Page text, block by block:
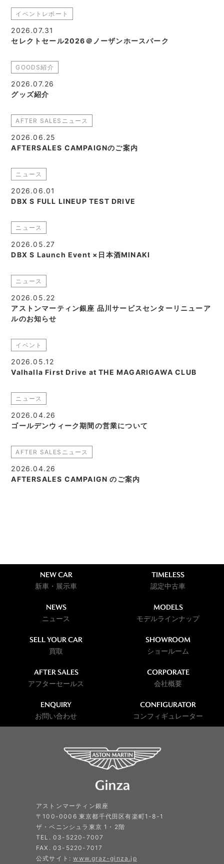
イベントレポート
2026.07.31
セレクトセール2026＠ノーザンホースパーク
GOODS紹介
2026.07.26
グッズ紹介
AFTER SALESニュース
2026.06.25
AFTERSALES CAMPAIGNのご案内
ニュース
2026.06.01
DBX S FULL LINEUP TEST DRIVE
ニュース
2026.05.27
DBX S Launch Event ×日本酒MINAKI
ニュース
2026.05.22
アストンマーティン銀座 品川サービスセンターリニューア
ルのお知らせ
イベント
2026.05.12
Valhalla First Drive at THE MAGARIGAWA CLUB
ニュース
2026.04.26
ゴールデンウィーク期間の営業について
AFTER SALESニュース
2026.04.26
AFTERSALES CAMPAIGN のご案内
NEW CAR
新車・展示車
TIMELESS
認定中古車
NEWS
ニュース
MODELS
モデルラインナップ
SELL YOUR CAR
買取
SHOWROOM
ショールーム
AFTER SALES
アフターセールス
CORPORATE
会社概要
ENQUIRY
お問い合わせ
CONFIGURATOR
コンフィギュレーター
アストンマーティン銀座
〒100-0006 東京都千代田区有楽町1-8-1
ザ・ペニンシュラ東京 1・2階
TEL. 03-5220-7007
FAX. 03-5220-7017
公式サイト:www.graz-ginza.jp